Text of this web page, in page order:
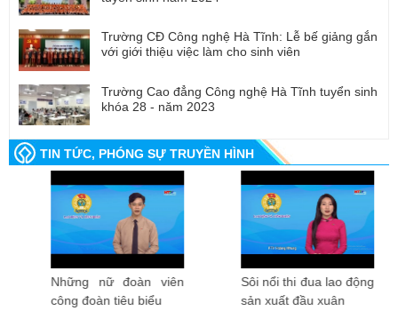
Trường CĐ Công nghệ Hà Tĩnh: Lễ bế giảng gắn
với giới thiệu việc làm cho sinh viên
Trường Cao đẳng Công nghệ Hà Tĩnh tuyển sinh
khóa 28 - năm 2023
TIN TỨC, PHÓNG SỰ TRUYỀN HÌNH
Những nữ đoàn viên
công đoàn tiêu biểu
Sôi nổi thi đua lao động
sản xuất đầu xuân